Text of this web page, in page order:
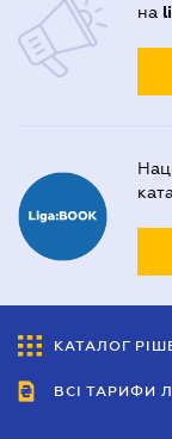
на
КАТАЛОГ
ВСІ ТАРИФИ